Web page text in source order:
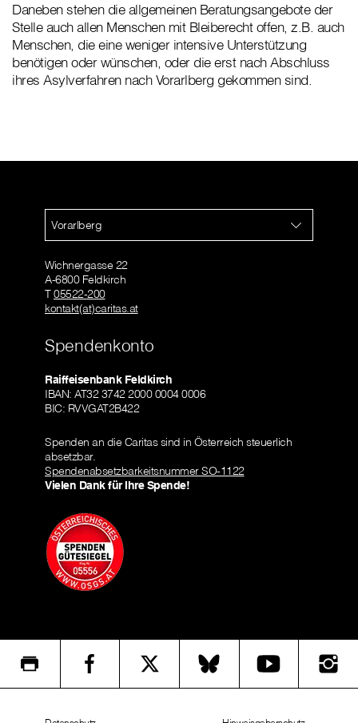
Daneben stehen die allgemeinen Beratungsangebote der
Stelle auch allen Menschen mit Bleiberecht offen, z.B. auch
Menschen, die eine weniger intensive Unterstützung
benötigen oder wünschen, oder die erst nach Abschluss
ihres Asylverfahren nach Vorarlberg gekommen sind.
Vorarlberg
Wichnergasse 22
A-6800 Feldkirch
T05522-200
kontakt(at)caritas.at
Spendenkonto
Raiffeisenbank Feldkirch
IBAN: AT32 3742 2000 0004 0006
BIC: RVVGAT2B422
Spenden an die Caritas sind in Österreich steuerlich
absetzbar.
Spendenabsetzbarkeitsnummer SO-1122
Vielen Dank für Ihre Spende!